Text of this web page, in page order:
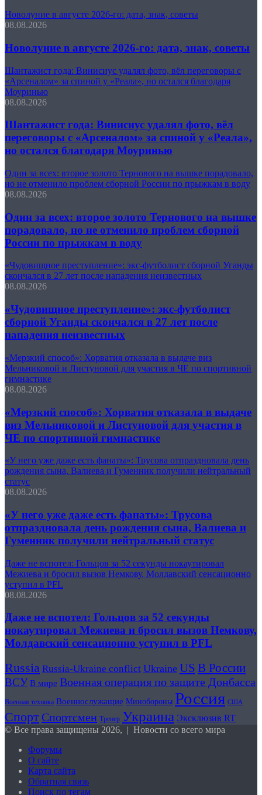
Новолуние в августе 2026-го: дата, знак, советы
08.08.2026
Новолуние в августе 2026-го: дата, знак, советы
Шантажист года: Винисиус удалял фото, вёл переговоры с
«Арсеналом» за спиной у «Реала», но остался благодаря
Моуринью
08.08.2026
Шантажист года: Винисиус удалял фото, вёл
переговоры с «Арсеналом» за спиной у «Реала»,
но остался благодаря Моуринью
Один за всех: второе золото Тернового на вышке порадовало,
но не отменило проблем сборной России по прыжкам в воду
08.08.2026
Один за всех: второе золото Тернового на вышке
порадовало, но не отменило проблем сборной
России по прыжкам в воду
«Чудовищное преступление»: экс-футболист сборной Уганды
скончался в 27 лет после нападения неизвестных
08.08.2026
«Чудовищное преступление»: экс-футболист
сборной Уганды скончался в 27 лет после
нападения неизвестных
«Мерзкий способ»: Хорватия отказала в выдаче виз
Мельниковой и Листуновой для участия в ЧЕ по спортивной
гимнастике
08.08.2026
«Мерзкий способ»: Хорватия отказала в выдаче
виз Мельниковой и Листуновой для участия в
ЧЕ по спортивной гимнастике
«У него уже даже есть фанаты»: Трусова отпраздновала день
рождения сына, Валиева и Гуменник получили нейтральный
статус
08.08.2026
«У него уже даже есть фанаты»: Трусова
отпраздновала день рождения сына, Валиева и
Гуменник получили нейтральный статус
Даже не вспотел: Гольцов за 52 секунды нокаутировал
Межиева и бросил вызов Немкову, Молдавский сенсационно
уступил в PFL
08.08.2026
Даже не вспотел: Гольцов за 52 секунды
нокаутировал Межиева и бросил вызов Немкову,
Молдавский сенсационно уступил в PFL
Russia Russia-Ukraine conflict Ukraine US В России
ВСУ В мире Военная операция по защите Донбасса
Военная техника Военнослужащие Минобороны Россия США
СпортСпортсмен Тренер Украина Эксклюзив RT
© Все права защищены 2026, | Новости со всего мира
Форумы
О сайте
Карта сайта
Обратная связь
Поиск по тегам